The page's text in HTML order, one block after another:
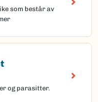
som består av
og parasitter.